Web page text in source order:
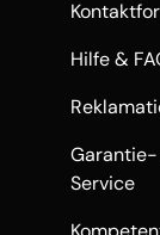
Hilfe &
Service